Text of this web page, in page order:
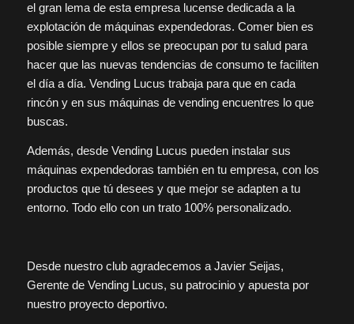
el gran lema de esta empresa lucense dedicada a la
explotación de máquinas expendedoras. Comer bien es
posible siempre y ellos se preocupan por tu salud para
hacer que las nuevas tendencias de consumo te faciliten
el día a día. Vending Lucus trabaja para que en cada
rincón y en sus máquinas de vending encuentres lo que
buscas.
Además, desde Vending Lucus pueden instalar sus
máquinas expendedoras también en tu empresa, con los
productos que tú desees y que mejor se adapten a tu
entorno. Todo ello con un trato 100% personalizado.
Desde nuestro club agradecemos a Javier Seijas,
Gerente de Vending Lucus, su patrocinio y apuesta por
nuestro proyecto deportivo.